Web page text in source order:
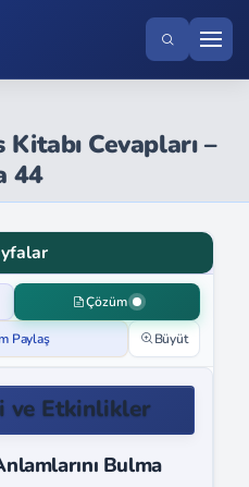
Kitabı Cevapları –
44
Çözüm
Paylaş Büyüt
ve Etkinlikler
Bulma